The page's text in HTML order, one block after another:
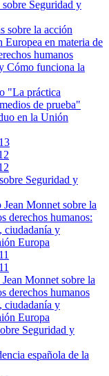
Seguridad y
sobre la acción
en materia de
humanos
Cómo funciona la
"La práctica
de prueba"
en la Unión
Seguridad y
Monnet sobre la
derechos humanos:
ciudadanía y
Europa
Monnet sobre la
derechos humanos
ciudadanía y
Europa
Seguridad y
española de la